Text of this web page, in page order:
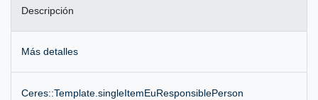
Descripción
Más detalles
Ceres::Template.singleItemEuResponsiblePerson